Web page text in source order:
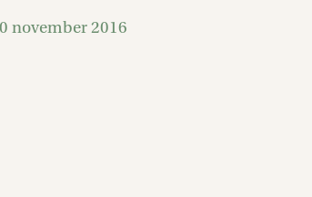
november 2016